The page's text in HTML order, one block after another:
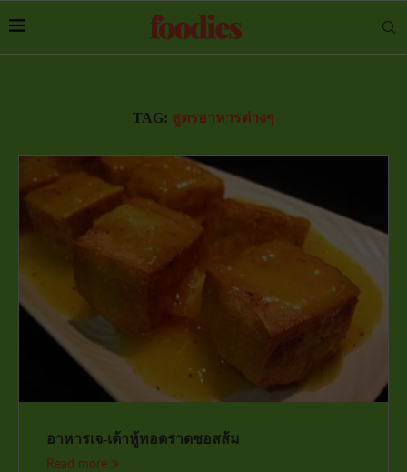
TAG: สูตรอาหารต่างๆ
อาหารเจ-เต้าหู้ทอดราดซอสส้ม
Read more